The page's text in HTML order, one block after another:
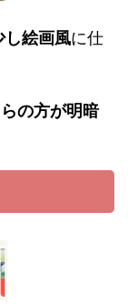
し絵画風に仕
の方が明暗